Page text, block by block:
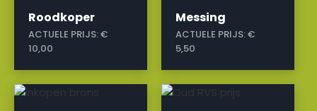
Roodkoper
ACTUELE PRIJS:€
10,00
Messing
ACTUELE PRIJS:€
5,50
a a